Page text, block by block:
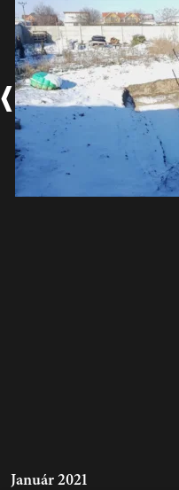
‹
Január 2021